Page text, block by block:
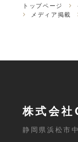
トップページ
メディア掲載
株式会
静岡県浜松市